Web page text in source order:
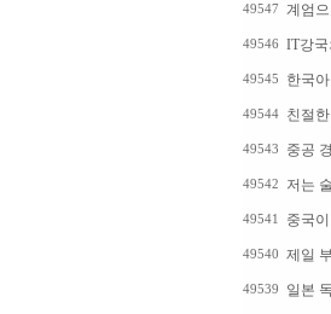
49547 계엄
49546 IT강
49545 한국
49544 친절
49543 중공
49542 저는
49541 중국
49540 제일
49539 일본